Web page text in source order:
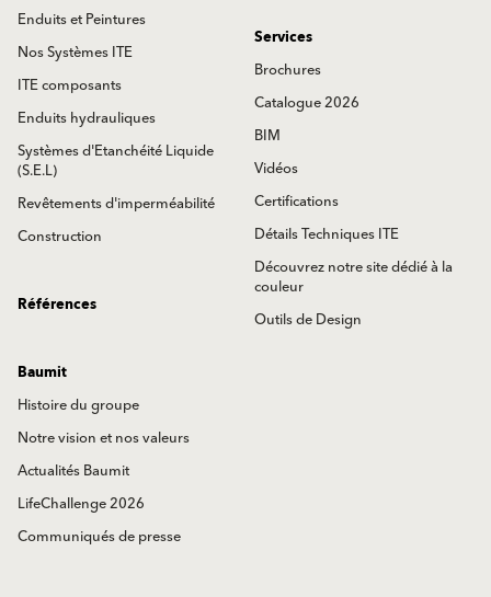
Enduits et Peintures
Nos Systèmes ITE
ITE composants
Enduits hydrauliques
Systèmes d'Etanchéité Liquide
(S.E.L)
Revêtements d'imperméabilité
Construction
Services
Brochures
Catalogue 2026
BIM
Vidéos
Certifications
Détails Techniques ITE
Découvrez notre site dédié à la
couleur
Outils de Design
Références
Baumit
Histoire du groupe
Notre vision et nos valeurs
Actualités Baumit
LifeChallenge 2026
Communiqués de presse